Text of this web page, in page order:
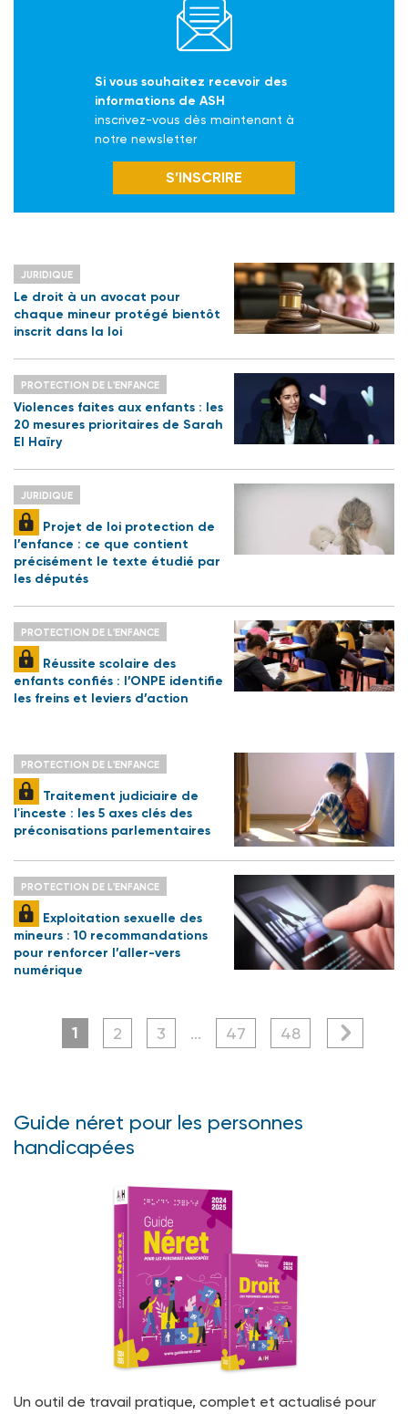
Si vous souhaitez recevoir des
informations de ASH
inscrivez-vous dès maintenant à
notre newsletter
S’INSCRIRE
JURIDIQUE
Le droit à un avocat pour
chaque mineur protégé bientôt
inscrit dans la loi
PROTECTION DE L'ENFANCE
Violences faites aux enfants : les
20 mesures prioritaires de Sarah
El Haïry
JURIDIQUE
Projet de loi protection de
l’enfance : ce que contient
précisément le texte étudié par
les députés
PROTECTION DE L'ENFANCE
Réussite scolaire des
enfants confiés : l’ONPE identifie
les freins et leviers d’action
PROTECTION DE L'ENFANCE
Traitement judiciaire de
l'inceste : les 5 axes clés des
préconisations parlementaires
PROTECTION DE L'ENFANCE
Exploitation sexuelle des
mineurs : 10 recommandations
pour renforcer l’aller-vers
numérique
1 2 3 ... 47 48
Guide néret pour les personnes
handicapées
Un outil de travail pratique, complet et actualisé pour